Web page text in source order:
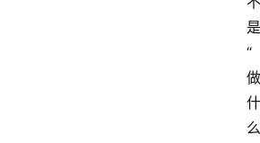
是
“
做
什
么